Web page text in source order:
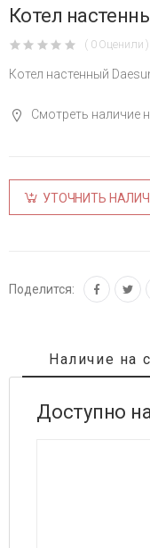
Котел
( 0 Оценили )
Котел настенный
Смотреть наличие
УТОЧНИТЬ
Поделится:
Наличие на
Доступно